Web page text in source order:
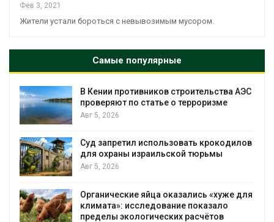
Фев 3, 2021
Жители устали бороться с невывозимым мусором.
Самые популярные
В Кении противников строительства АЭС
проверяют по статье о терроризме
Авг 5, 2026
Суд запретил использовать крокодилов
для охраны израильской тюрьмы
Авг 5, 2026
Органические яйца оказались «хуже для
климата»: исследование показало
пределы экологических расчётов